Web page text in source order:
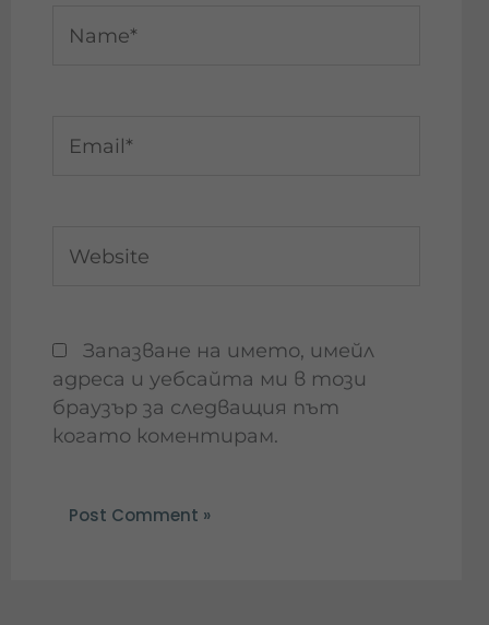
Запазване на името, имейл
адреса и уебсайта ми в този
браузър за следващия път
когато коментирам.